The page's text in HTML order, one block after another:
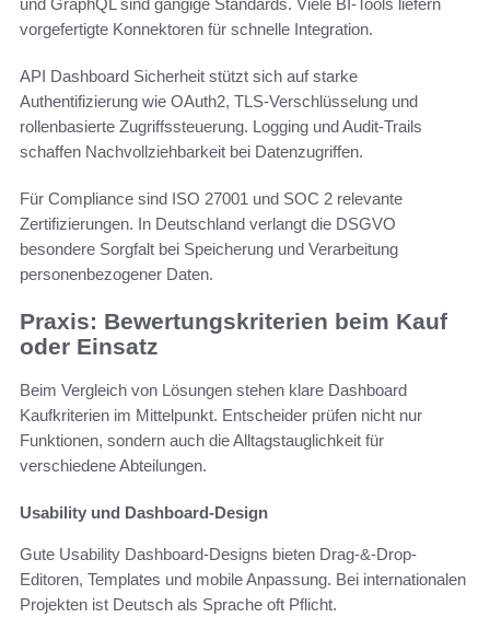
vorgefertigte Konnektoren für schnelle Integration.
API Dashboard Sicherheit stützt sich auf starke
Authentifizierung wie OAuth2, TLS-Verschlüsselung und
rollenbasierte Zugriffssteuerung. Logging und Audit-Trails
schaffen Nachvollziehbarkeit bei Datenzugriffen.
Für Compliance sind ISO 27001 und SOC 2 relevante
Zertifizierungen. In Deutschland verlangt die DSGVO
besondere Sorgfalt bei Speicherung und Verarbeitung
personenbezogener Daten.
Praxis: Bewertungskriterien beim Kauf
oder Einsatz
Beim Vergleich von Lösungen stehen klare Dashboard
Kaufkriterien im Mittelpunkt. Entscheider prüfen nicht nur
Funktionen, sondern auch die Alltagstauglichkeit für
verschiedene Abteilungen.
Usability und Dashboard-Design
Gute Usability Dashboard-Designs bieten Drag-&-Drop-
Editoren, Templates und mobile Anpassung. Bei internationalen
Projekten ist Deutsch als Sprache oft Pflicht.